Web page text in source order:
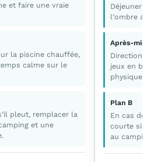
et faire une vraie
la piscine chauffée,
calme sur le
pleut, remplacer la
et une
Déjeuner
l’ombre
Après-midi
Direction le
jeux en
physique
Plan B
En cas de
courte si le
au